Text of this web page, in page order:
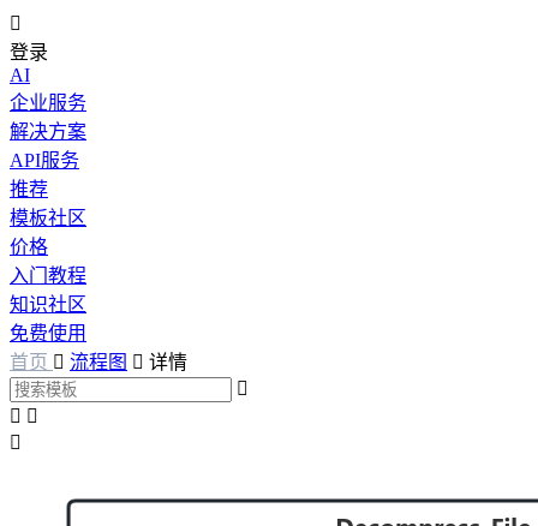

登录
AI
企业服务
解决方案
API服务
推荐
模板社区
价格
入门教程
知识社区
免费使用
首页  流程图  详情

 
